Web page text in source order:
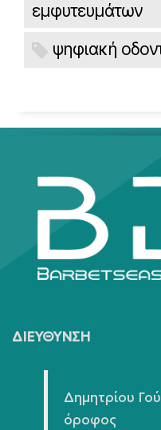
εμφυτευμάτων
ψηφιακή
ΔΙΕΥΘΥΝΣΗ
Δημητρίου
όροφος